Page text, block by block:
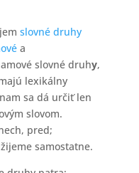
slovné druhy
a
slovné druhy,
lexikálny
sa dá určiť len
slovom.
pred;
samostatne.